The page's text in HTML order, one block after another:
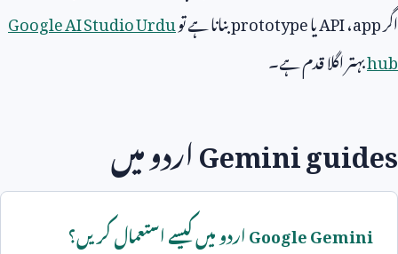
اگرapp،APIیاprototypeبنانا ہے توGoogle AI Studio Urdu
hubبہتر اگلا قدم ہے۔
Gemini guidesاردو میں
Google Geminiاردو میں کیسے استعمال کریں؟